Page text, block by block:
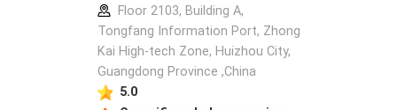
Floor 2103, Building A,
Tongfang Information Port, Zhong
Kai High-tech Zone, Huizhou City,
Guangdong Province ,China
5.0